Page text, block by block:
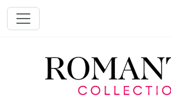
Перейти к основному содержанию